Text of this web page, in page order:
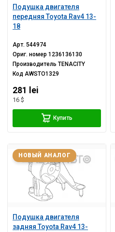
Подушка двигателя
передняя Toyota Rav4 13-
18
Арт.544974
Ориг. номер1236136130
ПроизводительTENACITY
КодAWSTO1329
281 lei
16 $
Купить
Подушка двигателя
задняя Toyota Rav4 13-
НОВЫЙ АНАЛОГ